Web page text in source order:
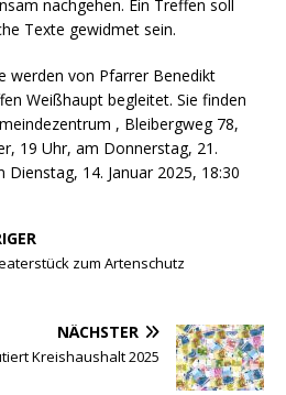
nachgehen. Ein Treffen soll
Texte gewidmet sein.
werden von Pfarrer Benedikt
Weißhaupt begleitet. Sie finden
, Bleibergweg 78,
19 Uhr, am Donnerstag, 21.
14. Januar 2025, 18:30
zum Artenschutz
NÄCHSTER
Kreishaushalt 2025